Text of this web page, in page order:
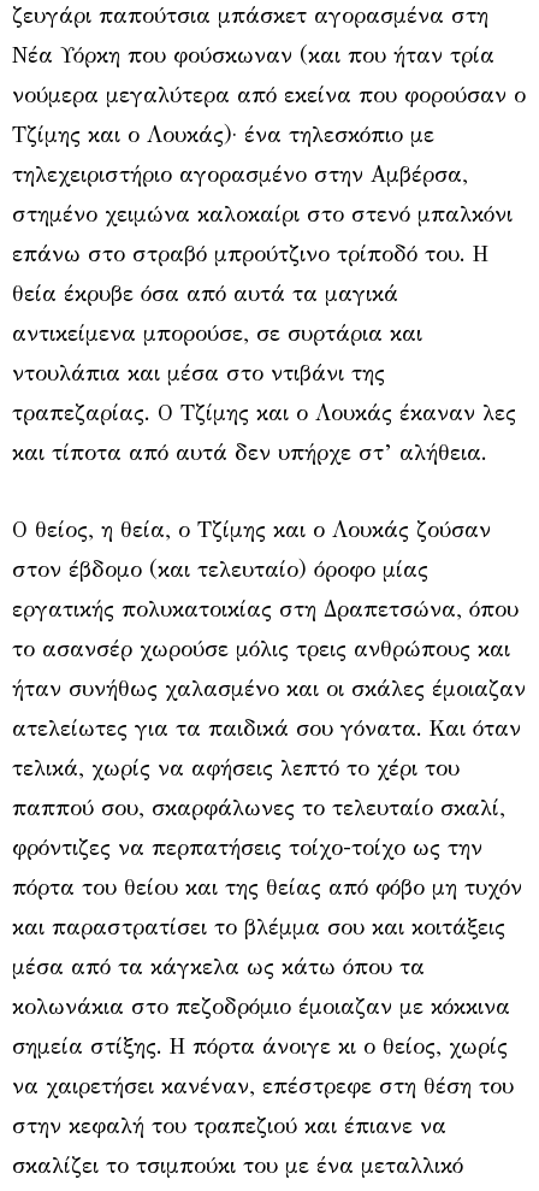
ζευγάρι παπούτσια μπάσκετ αγορασμένα στη
Νέα Υόρκη που φούσκωναν (και που ήταν τρία
νούμερα μεγαλύτερα από εκείνα που φορούσαν ο
Τζίμης και ο Λουκάς)· ένα τηλεσκόπιο με
τηλεχειριστήριο αγορασμένο στην Αμβέρσα,
στημένο χειμώνα καλοκαίρι στο στενό μπαλκόνι
επάνω στο στραβό μπρούτζινο τρίποδό του. Η
θεία έκρυβε όσα από αυτά τα μαγικά
αντικείμενα μπορούσε, σε συρτάρια και
ντουλάπια και μέσα στο ντιβάνι της
τραπεζαρίας. Ο Τζίμης και ο Λουκάς έκαναν λες
και τίποτα από αυτά δεν υπήρχε στ’ αλήθεια.
Ο θείος, η θεία, ο Τζίμης και ο Λουκάς ζούσαν
στον έβδομο (και τελευταίο) όροφο μίας
εργατικής πολυκατοικίας στη Δραπετσώνα, όπου
το ασανσέρ χωρούσε μόλις τρεις ανθρώπους και
ήταν συνήθως χαλασμένο και οι σκάλες έμοιαζαν
ατελείωτες για τα παιδικά σου γόνατα. Και όταν
τελικά, χωρίς να αφήσεις λεπτό το χέρι του
παππού σου, σκαρφάλωνες το τελευταίο σκαλί,
φρόντιζες να περπατήσεις τοίχο-τοίχο ως την
πόρτα του θείου και της θείας από φόβο μη τυχόν
και παραστρατίσει το βλέμμα σου και κοιτάξεις
μέσα από τα κάγκελα ως κάτω όπου τα
κολωνάκια στο πεζοδρόμιο έμοιαζαν με κόκκινα
σημεία στίξης. Η πόρτα άνοιγε κι ο θείος, χωρίς
να χαιρετήσει κανέναν, επέστρεφε στη θέση του
στην κεφαλή του τραπεζιού και έπιανε να
σκαλίζει το τσιμπούκι του με ένα μεταλλικό